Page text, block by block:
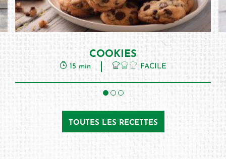
COOKIES
15 min FACILE
TOUTES LES RECETTES